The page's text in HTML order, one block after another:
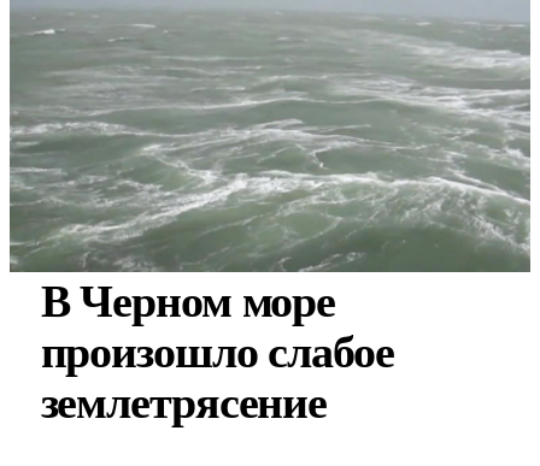
В Черном море
произошло слабое
землетрясение